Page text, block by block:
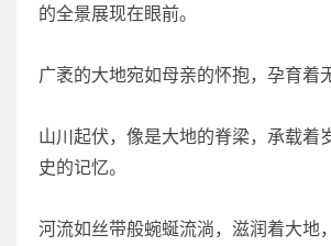
的全景展现在眼前。
广袤的大地宛如母亲的怀抱，孕育着
山川起伏，像是大地的脊梁，承载着
史的记忆。
河流如丝带般蜿蜒流淌，滋润着大地